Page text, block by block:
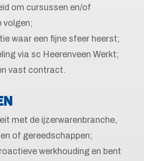
om cursussen en/of
volgen;
waar een fijne sfeer heerst;
via sc Heerenveen Werkt;
vast contract.
met de ijzerwarenbranche,
of gereedschappen;
werkhouding en bent